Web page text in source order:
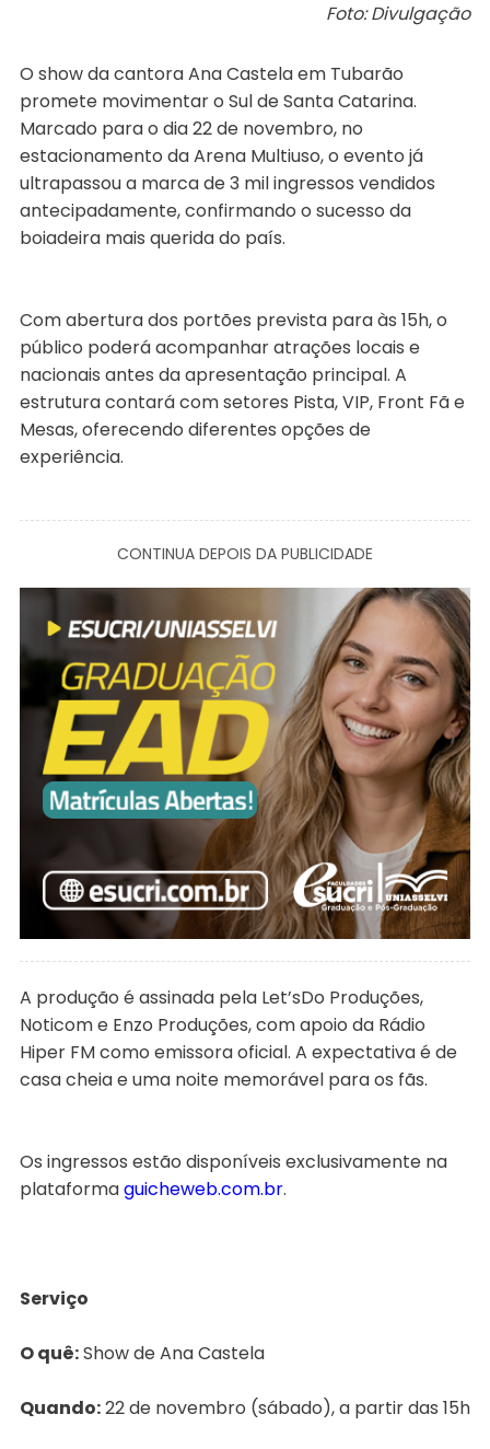
Foto: Divulgação
O show da cantora Ana Castela em Tubarão
promete movimentar o Sul de Santa Catarina.
Marcado para o dia 22 de novembro, no
estacionamento da Arena Multiuso, o evento já
ultrapassou a marca de 3 mil ingressos vendidos
antecipadamente, confirmando o sucesso da
boiadeira mais querida do país.
Com abertura dos portões prevista para às 15h, o
público poderá acompanhar atrações locais e
nacionais antes da apresentação principal. A
estrutura contará com setores Pista, VIP, Front Fã e
Mesas, oferecendo diferentes opções de
experiência.
CONTINUA DEPOIS DA PUBLICIDADE
A produção é assinada pela Let’sDo Produções,
Noticom e Enzo Produções, com apoio da Rádio
Hiper FM como emissora oficial. A expectativa é de
casa cheia e uma noite memorável para os fãs.
Os ingressos estão disponíveis exclusivamente na
plataformaguicheweb.com.br.
Serviço
O quê:Show de Ana Castela
Quando:22 de novembro (sábado), a partir das 15h